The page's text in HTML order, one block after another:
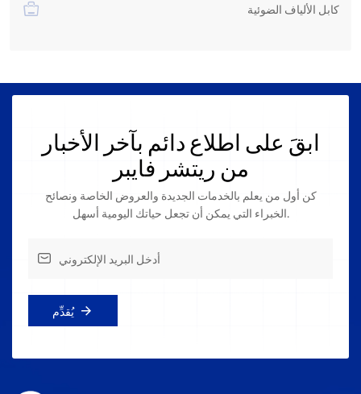
كابل الألياف الضوئية
ابقَ على اطلاع دائم بآخر الأخبار
من ريتشر فايبر
كن أول من يعلم بالخدمات الجديدة والعروض الخاصة ونصائح
الخبراء التي يمكن أن تجعل حياتك اليومية أسهل.
يُقدِّم